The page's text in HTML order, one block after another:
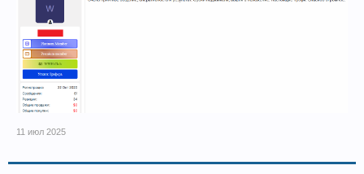
11 июл 2025